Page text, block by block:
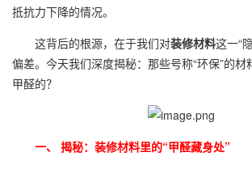
抵抗力下降的情况。
这背后的根源，在于我们对装修材料这一“
偏差。今天我们深度揭秘：那些号称“环保”的
甲醛的？
一、 揭秘：装修材料里的“甲醛藏身处”